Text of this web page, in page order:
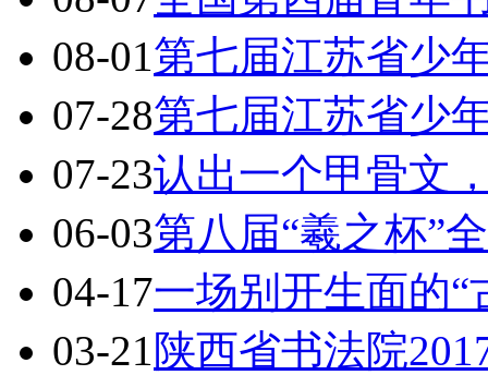
08-01第七届江苏省少
07-28第七届江苏省少
07-23认出一个甲骨文
06-03第八届“羲之杯”
04-17一场别开生面的“
03-21陕西省书法院